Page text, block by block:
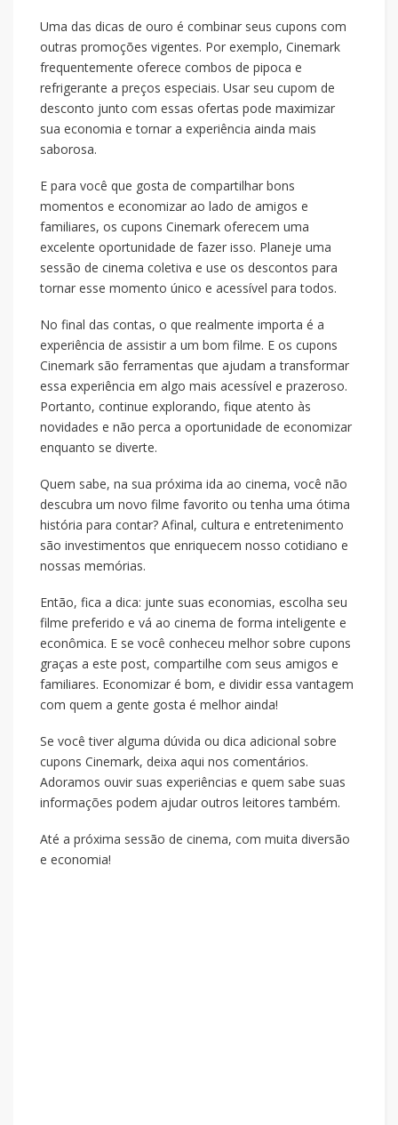
Uma das dicas de ouro é combinar seus cupons com
outras promoções vigentes. Por exemplo, Cinemark
frequentemente oferece combos de pipoca e
refrigerante a preços especiais. Usar seu cupom de
desconto junto com essas ofertas pode maximizar
sua economia e tornar a experiência ainda mais
saborosa.
E para você que gosta de compartilhar bons
momentos e economizar ao lado de amigos e
familiares, os cupons Cinemark oferecem uma
excelente oportunidade de fazer isso. Planeje uma
sessão de cinema coletiva e use os descontos para
tornar esse momento único e acessível para todos.
No final das contas, o que realmente importa é a
experiência de assistir a um bom filme. E os cupons
Cinemark são ferramentas que ajudam a transformar
essa experiência em algo mais acessível e prazeroso.
Portanto, continue explorando, fique atento às
novidades e não perca a oportunidade de economizar
enquanto se diverte.
Quem sabe, na sua próxima ida ao cinema, você não
descubra um novo filme favorito ou tenha uma ótima
história para contar? Afinal, cultura e entretenimento
são investimentos que enriquecem nosso cotidiano e
nossas memórias.
Então, fica a dica: junte suas economias, escolha seu
filme preferido e vá ao cinema de forma inteligente e
econômica. E se você conheceu melhor sobre cupons
graças a este post, compartilhe com seus amigos e
familiares. Economizar é bom, e dividir essa vantagem
com quem a gente gosta é melhor ainda!
Se você tiver alguma dúvida ou dica adicional sobre
cupons Cinemark, deixa aqui nos comentários.
Adoramos ouvir suas experiências e quem sabe suas
informações podem ajudar outros leitores também.
Até a próxima sessão de cinema, com muita diversão
e economia!